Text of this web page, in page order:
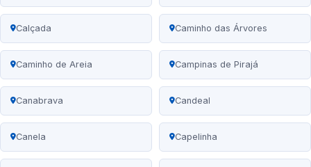
Calçada Caminho das Árvores
Caminho de Areia Campinas de Pirajá
Canabrava Candeal
Canela Capelinha